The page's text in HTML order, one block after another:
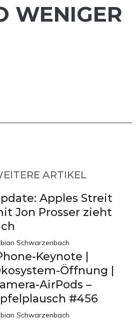
WENIGER
ARTIKEL
Apples Streit
Jon Prosser zieht
Schwarzenbach
Keynote |
Öffnung |
AirPods –
#456
Schwarzenbach